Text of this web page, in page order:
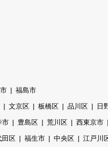
福島市
文京区 板橋区 品川区 日
市 豊島区 荒川区 西東京市
田区 福生市 中央区 江戸川